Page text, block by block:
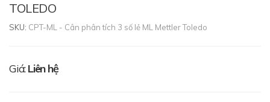
TOLEDO
SKU: CPT-ML - Cân phân tích 3 số lẻ ML Mettler Toledo
Giá:Liên hệ